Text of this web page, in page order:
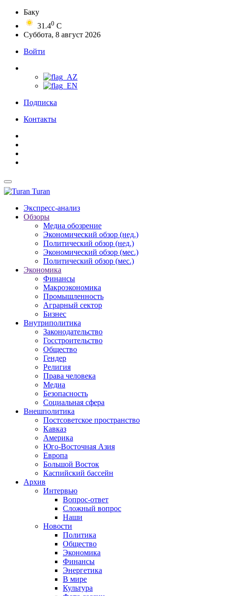
Баку
31.40 C
Суббота, 8 август 2026
Войти
Подписка
Контакты
Turan
Экспресс-анализ
Обзоры
Медиа обозрение
Экономический обзор (нед.)
Политический обзор (нед.)
Экономический обзор (мес.)
Политический обзор (мес.)
Экономика
Финансы
Макроэкономика
Промышленность
Аграрный сектор
Бизнес
Внутриполитика
Законодательство
Госстроительство
Общество
Гендер
Религия
Права человека
Медиа
Безопасность
Социальная сфера
Внешполитика
Постсоветское пространство
Кавказ
Америка
Юго-Восточная Азия
Европа
Большой Восток
Каспийский бассейн
Архив
Интервью
Вопрос-ответ
Сложный вопрос
Наши
Новости
Политика
Общество
Экономика
Финансы
Энергетика
В мире
Культура